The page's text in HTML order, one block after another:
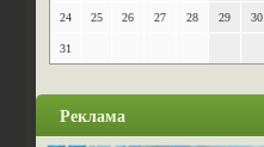
24 25 26 27 28 29 30
31
Реклама